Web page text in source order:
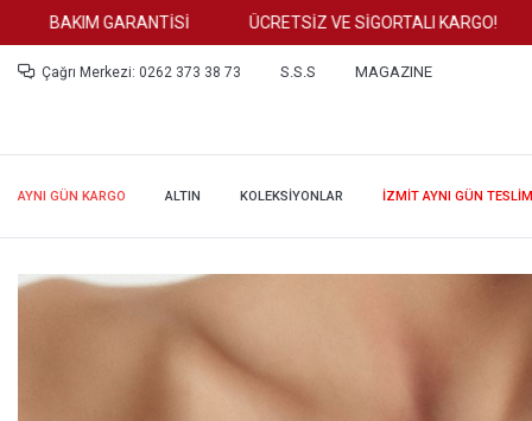
BAKIM GARANTİSİ ÜCRETSİZ VE SİGORTALI KARGO!
Çağrı Merkezi: 0262 373 38 73 S.S.S MAGAZINE
AYNI GÜN KARGO ALTIN KOLEKSİYONLAR İZMİT AYNI GÜN TESLİM